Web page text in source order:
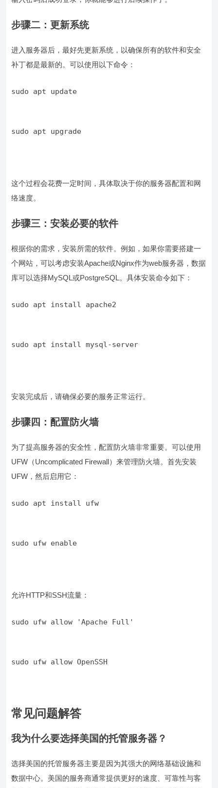
步骤二：更新系统
进入服务器后，最好先更新系统，以确保所有的软件和安全
补丁都是最新的。可以使用以下命令：
sudo apt update
sudo apt upgrade
这个过程会花费一定时间，具体取决于你的服务器配置和网
络速度。
步骤三：安装必要的软件
根据你的需求，安装所需的软件。例如，如果你需要搭建一
个网站，可以考虑安装Apache或Nginx作为web服务器，数据
库可以选择MySQL或PostgreSQL。具体安装命令如下：
sudo apt install apache2
sudo apt install mysql-server
安装完成后，请确保必要的服务正常运行。
步骤四：配置防火墙
为了提高服务器的安全性，配置防火墙非常重要。可以使用
UFW（Uncomplicated Firewall）来管理防火墙。首先安装
UFW，然后启用它：
sudo apt install ufw
sudo ufw enable
允许HTTP和SSH流量：
sudo ufw allow 'Apache Full'
sudo ufw allow OpenSSH
常见问题解答
我为什么要选择美国的托管服务器？
选择美国的托管服务器主要是因为其强大的网络基础设施和
数据中心。美国的服务商通常提供更好的速度、可靠性与客